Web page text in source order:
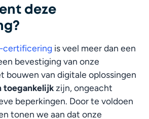
deze
certificering is veel meer dan een
bevestiging van onze
bouwen van digitale oplossingen
toegankelijk zijn, ongeacht
beperkingen. Door te voldoen
tonen we aan dat onze